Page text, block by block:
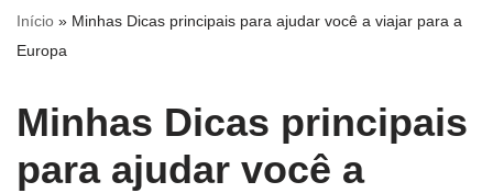
Início » Minhas Dicas principais para ajudar você a viajar para a
Europa
Minhas Dicas principais
para ajudar você a